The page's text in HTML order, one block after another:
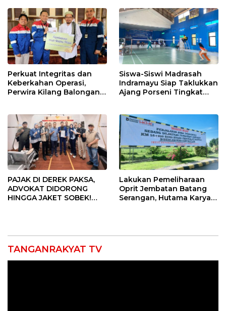
Perkuat Integritas dan
Keberkahan Operasi,
Perwira Kilang Balongan
Siswa-Siswi Madrasah
Indramayu Siap Taklukkan
Ajang Porseni Tingkat
PAJAK DI DEREK PAKSA,
ADVOKAT DIDORONG
HINGGA JAKET SOBEK!
Lakukan Pemeliharaan
Oprit Jembatan Batang
Serangan, Hutama Karya
TANGANRAKYAT TV